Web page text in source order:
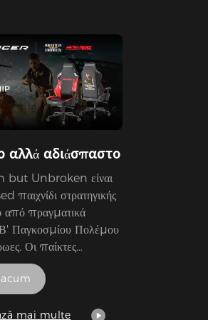
αλλά αδιάσπαστο
but Unbroken είναι
παιχνίδι στρατηγικής
από πραγματικά
Β' Παγκοσμίου Πολέμου
Οι παίκτες
το ρόλο μαχητών της
Κεντρική Ευρώπη,
στρατιώτες, χτίζουν
στο
mai multe